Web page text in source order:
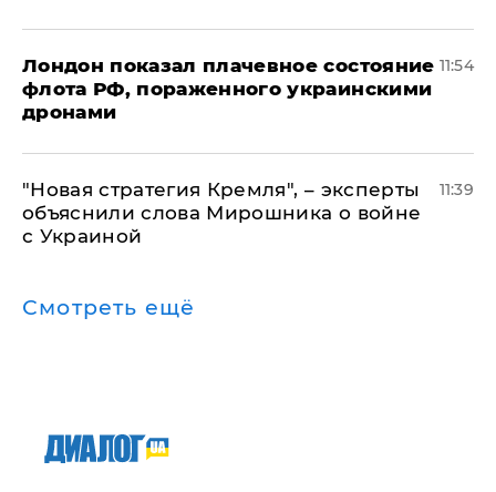
Лондон показал плачевное состояние
флота РФ, пораженного украинскими
дронами
11:54
"Новая стратегия Кремля", – эксперты
объяснили слова Мирошника о войне
с Украиной
11:39
Смотреть ещё